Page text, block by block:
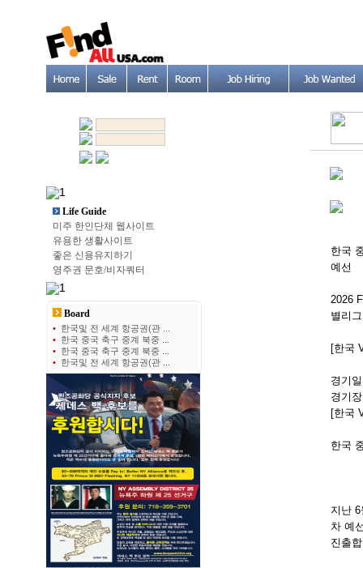
Life Guide
미주 한인단체 웹사이트
유용한 생활사이트
좋은 신용유지하기
영주권 문호/비자쿼터
Board
• 한국및 전 세계 항공권(관 ...
• 한국 중국 축구 중계 북중 ...
• 한국 중국 축구 중계 북중 ...
• 한국및 전 세계 항공권(관 ...
한국
예선
2026
별리
[한국
경기
경기
[한국
한국
지난
차 예
진출